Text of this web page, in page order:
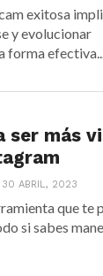
exitosa
y evolucionar
forma
ser más
30 ABRIL, 2023
que te
si sabes